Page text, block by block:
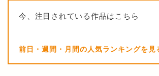
今、注目されている作品はこちら
前日・週間・月間の人気ランキングを見